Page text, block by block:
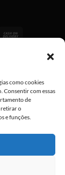
como cookies
Consentir com essas
de
retirar o
e funções.